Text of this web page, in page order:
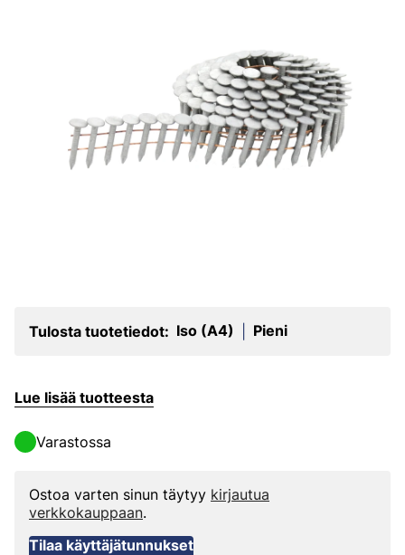
Tulosta tuotetiedot: Iso (A4) Pieni
Lue lisää tuotteesta
Varastossa
Ostoa varten sinun täytyy kirjautua
verkkokauppaan.
Tilaa käyttäjätunnukset